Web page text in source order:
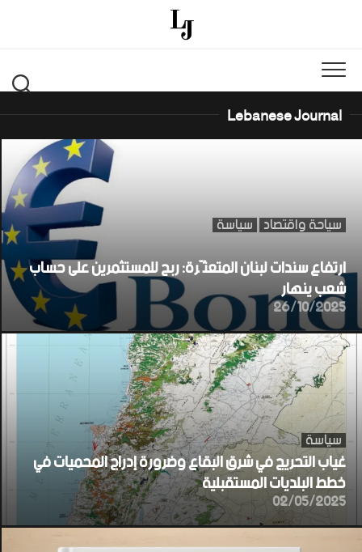
Lebanese Journal
سياحة واقتصاد سياسة
ارتفاع سندات لبنان المتعثّرة: ربح للمستثمرين على حساب
شعب ينهار
26/10/2025
سياسة
غياب التحريج في شرق البقاع وضرورة إدراج المحميات في
خطط البلديات المستقبلية
02/05/2025